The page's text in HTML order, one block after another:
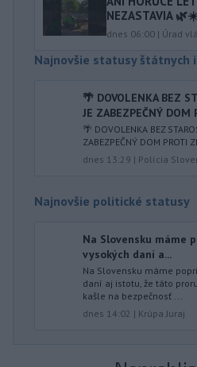
NEZASTAVIA
dnes 06:00 | Úrad
Najnovšie statusy štátnych
🌴 DOVOLENKA BEZ
JE ZABEZPEČNÝ DOM
🌴 DOVOLENKA BEZ
ZABEZPEČNÝ DOM PROTI
dnes 13:29 | Polícia
Najnovšie politické statusy
Na Slovensku máme
vysokých daní a...
Na Slovensku máme
daní aj istotu, že táto
kašle na bezpečnosť ...
dnes 14:02 | Krúpa Juraj